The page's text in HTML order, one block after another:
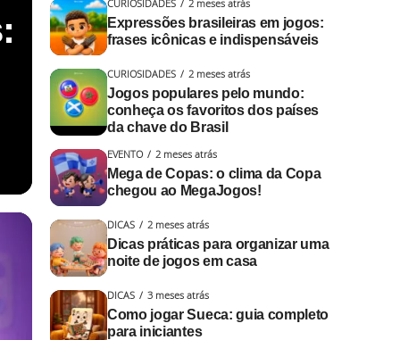
CURIOSIDADES 2 meses atrás
Expressões brasileiras em jogos:
frases icônicas e indispensáveis
CURIOSIDADES 2 meses atrás
Jogos populares pelo mundo:
conheça os favoritos dos países
da chave do Brasil
EVENTO 2 meses atrás
Mega de Copas: o clima da Copa
chegou ao MegaJogos!
DICAS 2 meses atrás
Dicas práticas para organizar uma
noite de jogos em casa
DICAS 3 meses atrás
Como jogar Sueca: guia completo
para iniciantes